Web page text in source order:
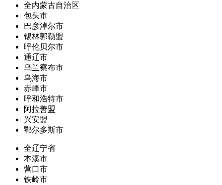
全内蒙古自治区
包头市
巴彦淖尔市
锡林郭勒盟
呼伦贝尔市
通辽市
乌兰察布市
乌海市
赤峰市
呼和浩特市
阿拉善盟
兴安盟
鄂尔多斯市
全辽宁省
本溪市
营口市
铁岭市